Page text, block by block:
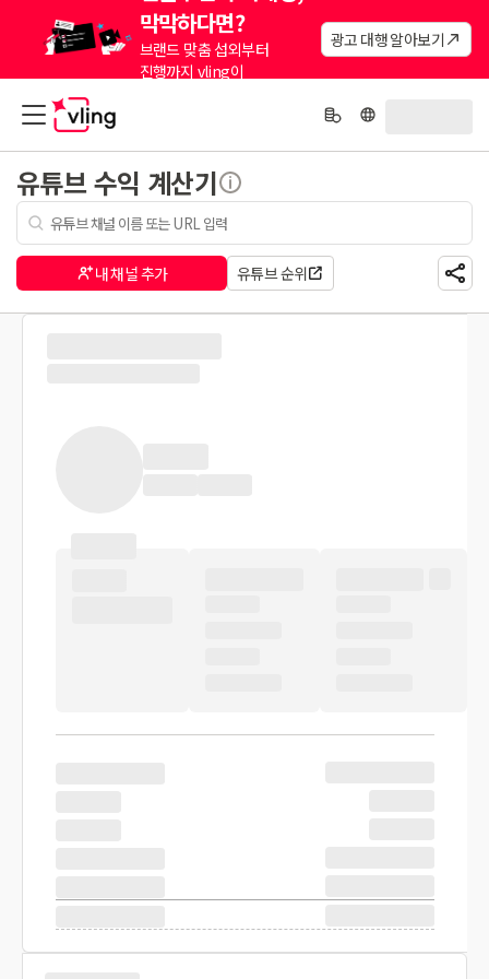
막막하다면?
브랜드 맞춤 섭외부터
진행까지 vling이
광고 대행 알아보기
유튜브 수익 계산기
내 채널 추가 유튜브 순위